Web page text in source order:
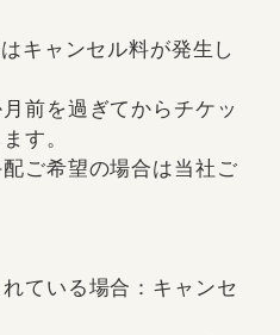
キャンセル料が発生し
前を過ぎてからチケッ
す。
ご希望の場合は当社ご
ている場合：キャンセ